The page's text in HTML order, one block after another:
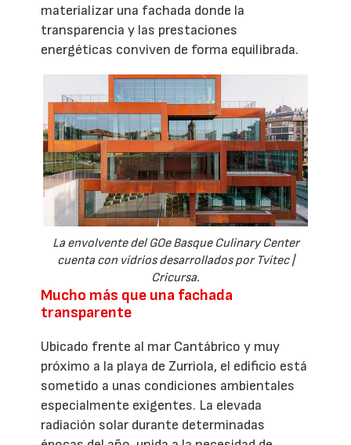
materializar una fachada donde la
transparencia y las prestaciones
energéticas conviven de forma equilibrada.
La envolvente del GOe Basque Culinary Center
cuenta con vidrios desarrollados por Tvitec |
Cricursa.
Mucho más que una fachada
transparente
Ubicado frente al mar Cantábrico y muy
próximo a la playa de Zurriola, el edificio está
sometido a unas condiciones ambientales
especialmente exigentes. La elevada
radiación solar durante determinadas